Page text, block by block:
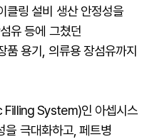
클링 설비 생산 안정성을
유 등에 그쳤던
품 용기, 의류용 장섬유까지
Filling System)인 아셉시스
극대화하고, 페트병